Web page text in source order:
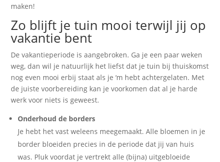
maken!
Zo blijft je tuin mooi terwijl jij op
vakantie bent
De vakantieperiode is aangebroken. Ga je een paar weken
weg, dan wil je natuurlijk het liefst dat je tuin bij thuiskomst
nog even mooi erbij staat als je ‘m hebt achtergelaten. Met
de juiste voorbereiding kan je voorkomen dat al je harde
werk voor niets is geweest.
Onderhoud de borders
Je hebt het vast weleens meegemaakt. Alle bloemen in je
border bloeiden precies in de periode dat jij van huis
was. Pluk voordat je vertrekt alle (bijna) uitgebloeide